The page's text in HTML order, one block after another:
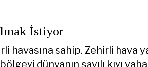
İstiyor
havasına sahip. Zehirli hava
dünyanın sayılı kıyı